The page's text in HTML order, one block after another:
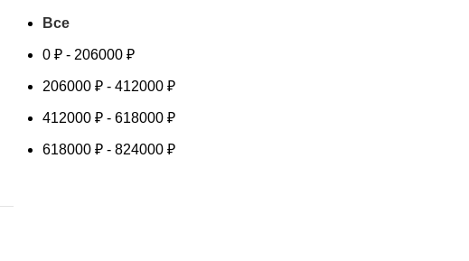
Все
0 ₽ - 206000 ₽
206000 ₽ - 412000 ₽
412000 ₽ - 618000 ₽
618000 ₽ - 824000 ₽